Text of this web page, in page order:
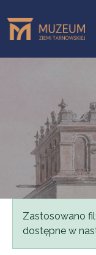
Status
Zastosowano
dostępne w